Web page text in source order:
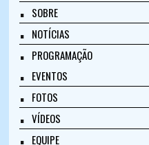
SOBRE
NOTÍCIAS
PROGRAMAÇÃO
EVENTOS
FOTOS
VÍDEOS
EQUIPE